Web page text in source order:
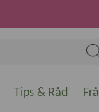
Tips & Råd